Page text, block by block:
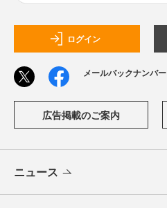
ログイン
メールバックナンバー
広告掲載のご案内
ニュース